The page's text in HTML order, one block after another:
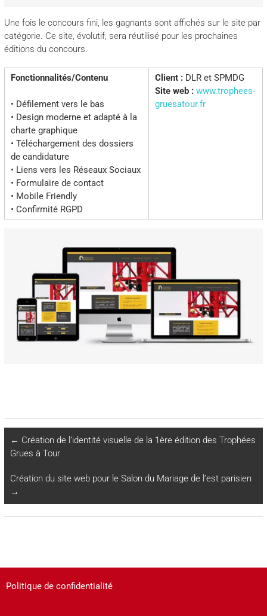
Une fois le concours fini, les gagnants sont affichés sur le site par
catégorie. Ce site, évolutif, sera réutilisé pour les prochaines
éditions du concours.
Fonctionnalités/Contenu
• Défilement vers le bas
• Design moderne et adapté à la
charte graphique
• Téléchargement des dossiers
de candidature
• Liens vers les Réseaux Sociaux
• Formulaire de contact
• Mobile Friendly
• Confirmité RGPD
Client :DLR et SPMDG
Site web : www.trophees-
gruesatour.fr
← Création de l’identité visuelle de la 1ère édition des Trophées
Grues à Tour
Création du site web pour le Salon du Mariage de l’est parisien
→
Politique de confidentialité